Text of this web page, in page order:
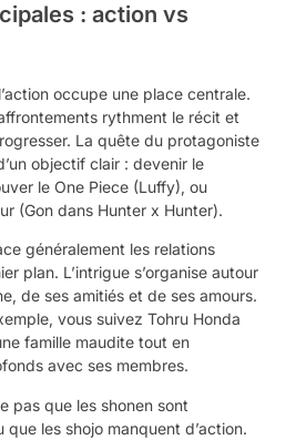
: action vs
occupe une place centrale.
rythment le récit et
La quête du protagoniste
objectif clair : devenir le
le One Piece (Luffy), ou
(Gon dans Hunter x Hunter).
généralement les relations
plan. L’intrigue s’organise autour
de ses amitiés et de ses amours.
vous suivez Tohru Honda
famille maudite tout en
avec ses membres.
pas que les shonen sont
les shojo manquent d’action.